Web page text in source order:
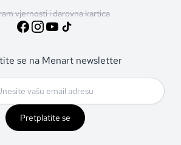
vjernosti i darovna kartica
se na Menart newsletter
Pretplatite se